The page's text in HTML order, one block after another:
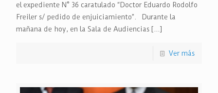
el expediente N° 36 caratulado “Doctor Eduardo Rodolfo
Freiler s/ pedido de enjuiciamiento”. Durante la
mañana de hoy, en la Sala de Audiencias […]
Ver más